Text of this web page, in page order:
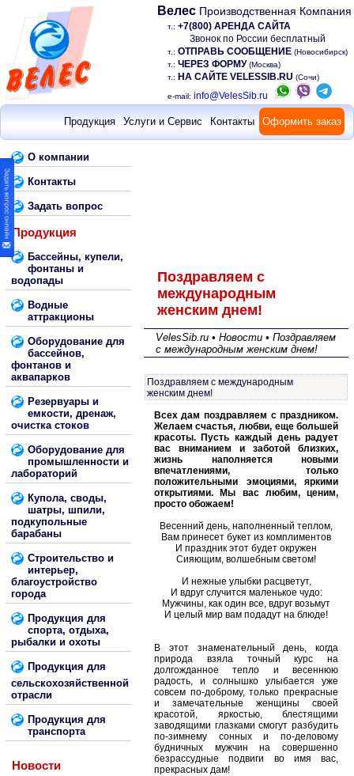
Велес Производственная Компания
т.: +7(800) АРЕНДА САЙТА
Звонок по России бесплатный
т.: ОТПРАВЬ СООБЩЕНИЕ (Новосибирск)
т.: ЧЕРЕЗ ФОРМУ (Москва)
т.: НА САЙТЕ VELESSIB.RU (Сочи)
e-mail: info@VelesSib.ru
Продукция Услуги и Сервис Контакты Оформить заказ
О компании
Контакты
Задать вопрос
Продукция
Бассейны, купели,
фонтаны и
водопады
Водные
аттракционы
Оборудование для
бассейнов,
фонтанов и
аквапарков
Резервуары и
емкости, дренаж,
очистка стоков
Оборудование для
промышленности и
лабораторий
Купола, своды,
шатры, шпили,
подкупольные
барабаны
Строительство и
интерьер,
благоустройство
города
Продукция для
спорта, отдыха,
рыбалки и охоты
Продукция для
сельскохозяйственной
отрасли
Продукция для
транспорта
Новости
Поздравляем с
международным
женским днем!
VelesSib.ru • Новости • Поздравляем
с международным женским днем!
Поздравляем с международным
женским днем!
Всех дам поздравляем с праздником.
Желаем счастья, любви, еще большей
красоты. Пусть каждый день радует
вас вниманием и заботой близких,
жизнь наполняется новыми
впечатлениями, только
положительными эмоциями, яркими
открытиями. Мы вас любим, ценим,
просто обожаем!
Весенний день, наполненный теплом,
Вам принесет букет из комплиментов
И праздник этот будет окружен
Сияющим, волшебным светом!
И нежные улыбки расцветут,
И вдруг случится маленькое чудо:
Мужчины, как один все, вдруг возьмут
И целый мир вам подадут на блюде!
В этот знаменательный день, когда
природа взяла точный курс на
долгожданное тепло и весеннюю
радость, и солнышко улыбается уже
совсем по-доброму, только прекрасные
и замечательные женщины своей
красотой, яркостью, блестящими
заводящими глазками смогут разбудить
по-зимнему сонных и по-деловому
будничных мужчин на совершенно
безрассудные подвиги во имя вас,
прекрасных дам!